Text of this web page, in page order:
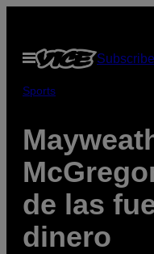
contenido
Abrir
Menú
Subscribe
Sports
de las
dinero